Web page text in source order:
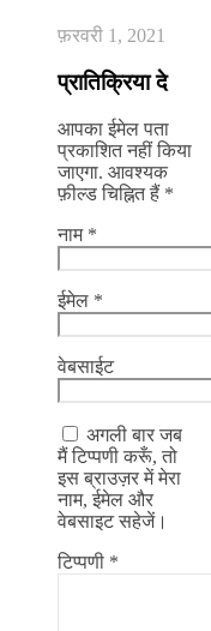
फ़रवरी 1, 2021
प्रातिक्रिया दे
आपका ईमेल पता
प्रकाशित नहीं किया
जाएगा. आवश्यक
फ़ील्ड चिह्नित हैं *
नाम *
ईमेल *
वेबसाईट
अगली बार जब
मैं टिप्पणी करूँ, तो
इस ब्राउज़र में मेरा
नाम, ईमेल और
वेबसाइट सहेजें।
टिप्पणी *